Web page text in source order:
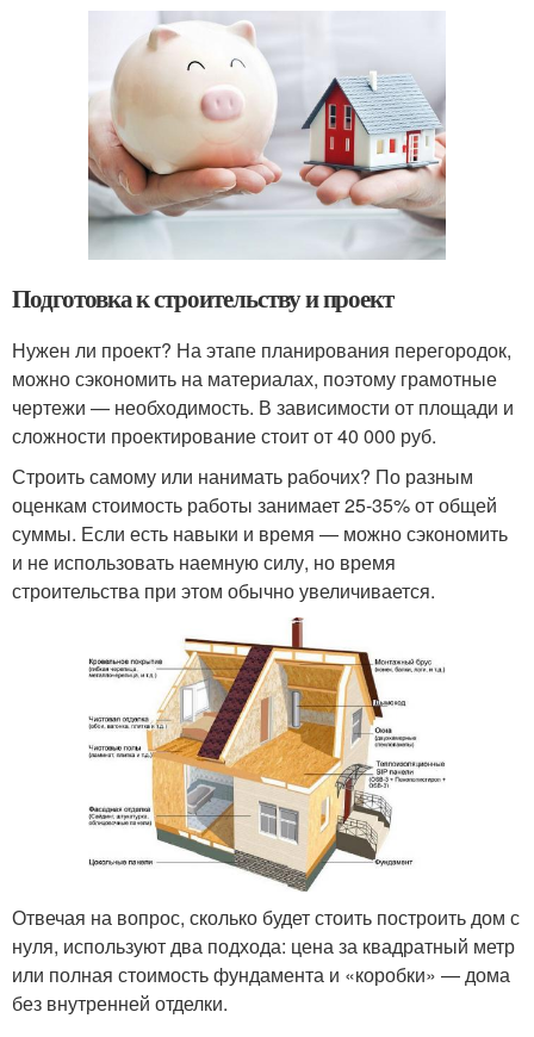
Подготовка к строительству и проект
Нужен ли проект? На этапе планирования перегородок,
можно сэкономить на материалах, поэтому грамотные
чертежи — необходимость. В зависимости от площади и
сложности проектирование стоит от 40 000 руб.
Строить самому или нанимать рабочих? По разным
оценкам стоимость работы занимает 25-35% от общей
суммы. Если есть навыки и время — можно сэкономить
и не использовать наемную силу, но время
строительства при этом обычно увеличивается.
Отвечая на вопрос, сколько будет стоить построить дом с
нуля, используют два подхода: цена за квадратный метр
или полная стоимость фундамента и «коробки» — дома
без внутренней отделки.